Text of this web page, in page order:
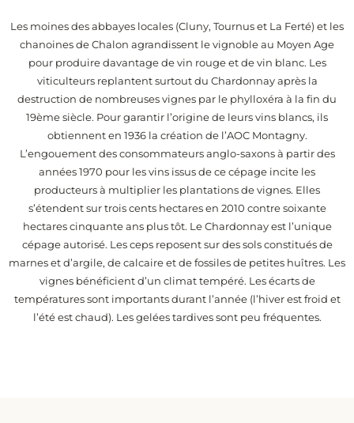
Les moines des abbayes locales (Cluny, Tournus et La Ferté) et les
chanoines de Chalon agrandissent le vignoble au Moyen Age
pour produire davantage de vin rouge et de vin blanc. Les
viticulteurs replantent surtout du Chardonnay après la
destruction de nombreuses vignes par le phylloxéra à la fin du
19ème siècle. Pour garantir l’origine de leurs vins blancs, ils
obtiennent en 1936 la création de l’AOC Montagny.
L’engouement des consommateurs anglo-saxons à partir des
années 1970 pour les vins issus de ce cépage incite les
producteurs à multiplier les plantations de vignes. Elles
s’étendent sur trois cents hectares en 2010 contre soixante
hectares cinquante ans plus tôt. Le Chardonnay est l’unique
cépage autorisé. Les ceps reposent sur des sols constitués de
marnes et d’argile, de calcaire et de fossiles de petites huîtres. Les
vignes bénéficient d’un climat tempéré. Les écarts de
températures sont importants durant l’année (l’hiver est froid et
l’été est chaud). Les gelées tardives sont peu fréquentes.